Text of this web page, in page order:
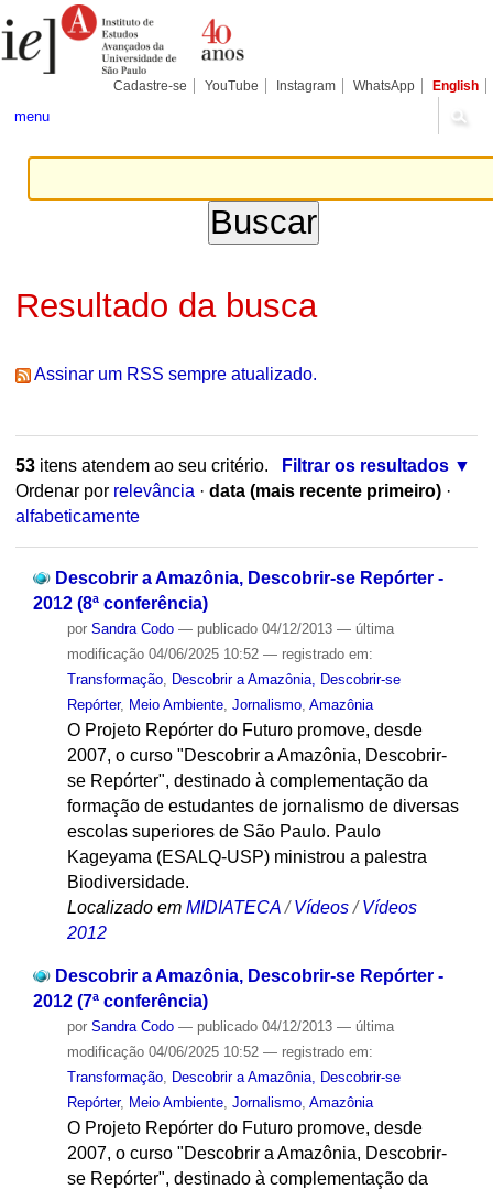
para
conteúdo.
Pessoais
Cadastre-se YouTube Instagram WhatsApp English
menu
Resultado da busca
Assinar um RSS sempre atualizado.
53itens atendem ao seu critério.
Filtrar os resultados
Ordenar por relevância · data (mais recente primeiro) ·
alfabeticamente
Descobrir a Amazônia, Descobrir-se Repórter -
2012 (8ª conferência)
por Sandra Codo — publicado04/12/2013 — última
modificação04/06/2025 10:52 — registrado em:
Transformação,
Descobrir a Amazônia, Descobrir-se
Repórter, Meio Ambiente, Jornalismo, Amazônia
O Projeto Repórter do Futuro promove, desde
2007, o curso "Descobrir a Amazônia, Descobrir-
se Repórter", destinado à complementação da
formação de estudantes de jornalismo de diversas
escolas superiores de São Paulo. Paulo
Kageyama (ESALQ-USP) ministrou a palestra
Biodiversidade.
Localizado em MIDIATECA /Vídeos /Vídeos
2012
Descobrir a Amazônia, Descobrir-se Repórter -
2012 (7ª conferência)
por Sandra Codo — publicado04/12/2013 — última
modificação04/06/2025 10:52 — registrado em:
Transformação, Descobrir a Amazônia, Descobrir-se
Repórter, Meio Ambiente, Jornalismo, Amazônia
O Projeto Repórter do Futuro promove, desde
2007, o curso "Descobrir a Amazônia, Descobrir-
se Repórter", destinado à complementação da